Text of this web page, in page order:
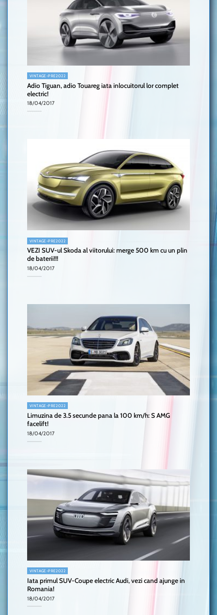
VINTAGE-PRE2022
Adio Tiguan, adio Touareg iata inlocuitorul lor complet
electric!
18/04/2017
VINTAGE-PRE2022
VEZI SUV-ul Skoda al viitorului: merge 500 km cu un plin
de baterii!!!
18/04/2017
VINTAGE-PRE2022
Limuzina de 3.5 secunde pana la 100 km/h: S AMG
facelift!
18/04/2017
VINTAGE-PRE2022
Iata primul SUV-Coupe electric Audi, vezi cand ajunge in
Romania!
18/04/2017